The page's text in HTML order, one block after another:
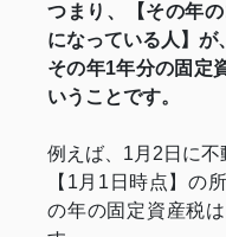
つまり、【その年
になっている人】が、
その年1年分の固定
いうことです。
例えば、1月2日に不
【1月1日時点】の
の年の固定資産税